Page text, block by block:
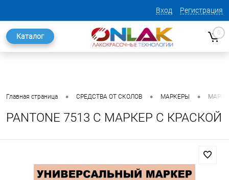
Вход Регистрация
Каталог 0
Главная страница • СРЕДСТВА ОТ СКОЛОВ • МАРКЕРЫ •
PANTONE 7513 C МАРКЕР С КРАСКОЙ